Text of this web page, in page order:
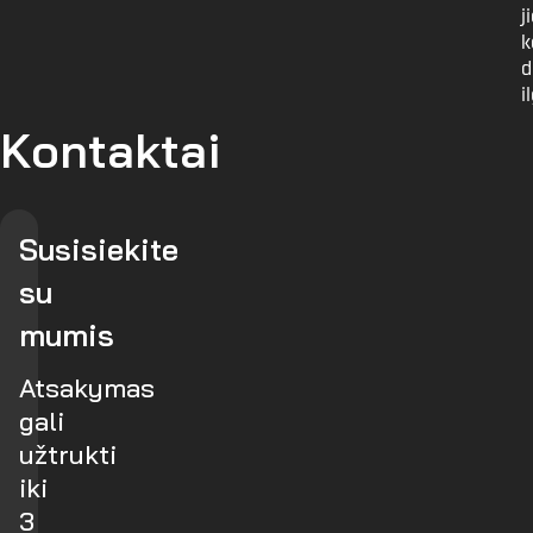
Kontaktai
Susisiekite
su
mumis
Atsakymas
gali
užtrukti
iki
3